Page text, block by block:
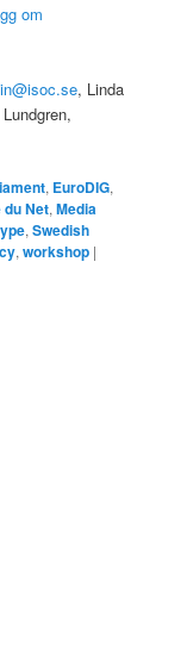
om
, Linda
, EuroDIG,
du Net,Media
,Swedish
,workshop |